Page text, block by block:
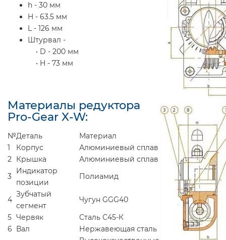
h - 30 мм
H - 63.5 мм
L - 126 мм
Штурвал -
• D - 200 мм
• H - 73 мм
Материалы редуктора
Pro-Gear X-W:
№Деталь
Материал
1
Корпус
Алюминиевый сплав
2 Крышка
Алюминиевый сплав
3
Индикатор
позиции
Полиамид
4
Зубчатый
сегмент
Чугун GGG40
5 Червяк
Сталь С45-К
6 Вал
Нержавеющая сталь